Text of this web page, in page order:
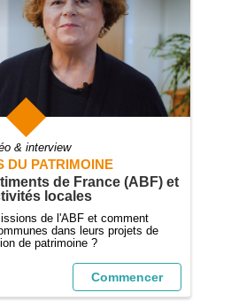
& interview
DU PATRIMOINE
de France (ABF) et
locales
de l'ABF et comment
dans leurs projets de
de patrimoine ?
Commencer